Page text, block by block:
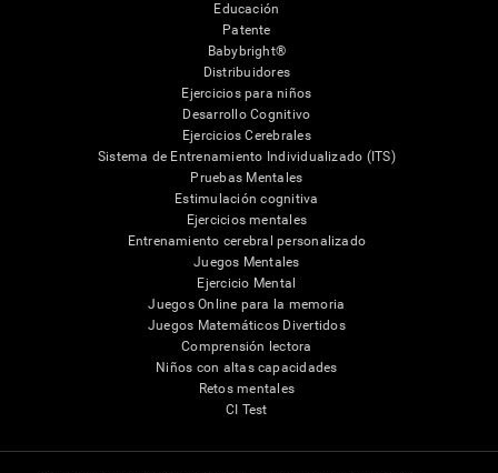
Educación
Patente
Babybright®
Distribuidores
Ejercicios para niños
Desarrollo Cognitivo
Ejercicios Cerebrales
Sistema de Entrenamiento Individualizado (ITS)
Pruebas Mentales
Estimulación cognitiva
Ejercicios mentales
Entrenamiento cerebral personalizado
Juegos Mentales
Ejercicio Mental
Juegos Online para la memoria
Juegos Matemáticos Divertidos
Comprensión lectora
Niños con altas capacidades
Retos mentales
CI Test